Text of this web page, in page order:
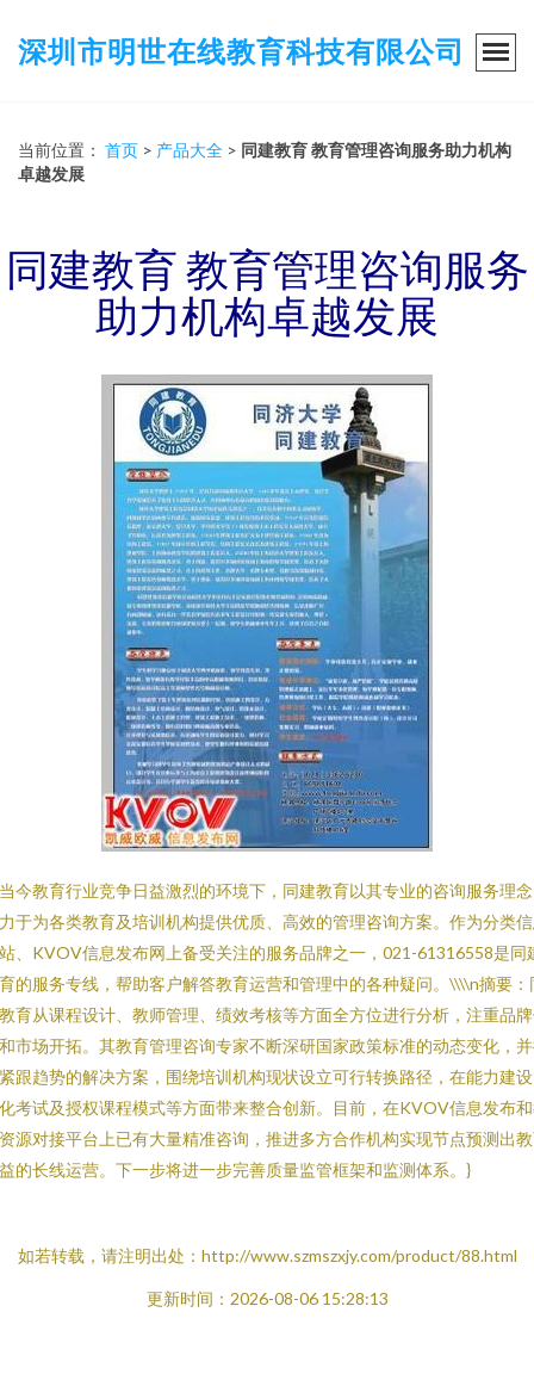
深圳市明世在线教育科技有限公司
当前位置： 首页 > 产品大全 > 同建教育 教育管理咨询服务助力机构
卓越发展
同建教育 教育管理咨询服务
助力机构卓越发展
今教育行业竞争日益激烈的环境下，同建教育以其专业的咨询服务理
于为各类教育及培训机构提供优质、高效的管理咨询方案。作为分类
、KVOV信息发布网上备受关注的服务品牌之一，021-61316558是同
的服务专线，帮助客户解答教育运营和管理中的各种疑问。\\\\n摘要：
育从课程设计、教师管理、绩效考核等方面全方位进行分析，注重品
市场开拓。其教育管理咨询专家不断深研国家政策标准的动态变化，
跟趋势的解决方案，围绕培训机构现状设立可行转换路径，在能力建
考试及授权课程模式等方面带来整合创新。目前，在KVOV信息发布
源对接平台上已有大量精准咨询，推进多方合作机构实现节点预测出
的长线运营。下一步将进一步完善质量监管框架和监测体系。}
如若转载，请注明出处：http://www.szmszxjy.com/product/88.html
更新时间：2026-08-06 15:28:13